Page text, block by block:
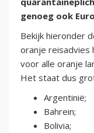
genoeg ook
Bekijk hieronder
oranje
voor alle oranje
Het staat dus
Argentinië;
Bahrein;
Bolivia;